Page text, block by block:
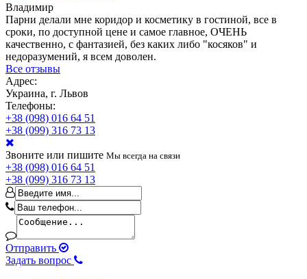
Владимир
Парни делали мне коридор и косметику в гостиной, все в
сроки, по доступной цене и самое главное, ОЧЕНЬ
качественно, с фантазией, без каких либо "косяков" и
недоразумений, я всем доволен.
Все отзывы
Адрес:
Украина, г. Львов
Телефоны:
+38 (098) 016 64 51
+38 (099) 316 73 13
Звоните или пишите Мы всегда на связи
+38 (098) 016 64 51
+38 (099) 316 73 13
Отправить
Задать вопрос